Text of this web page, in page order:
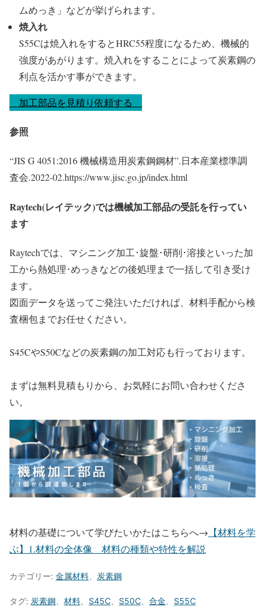
ムめっき」などが挙げられます。
焼入れ
S55Cは焼入れをするとHRC55程度になるため、機械的
強度があがります。焼入れをすることによって炭素鋼の
利点を活かす事ができます。
加工部品を見積り依頼する
参照
“JIS G 4051:2016 機械構造用炭素鋼鋼材”.日本産業標準調
査会.2022-02.https://www.jisc.go.jp/index.html
Raytech(レイテック)では機械加工部品の受託を行ってい
ます
Raytechでは、マシニング加工･旋盤･研削･溶接といった加
工から熱処理･めっきなどの後処理まで一括して引き受け
ます。
図面データを送ってご発注いただければ、材料手配から検
査梱包までお任せください。
S45CやS50Cなどの炭素鋼の加工対応も行っております。
まずは無料見積もりから、お気軽にお問い合わせくださ
い。
材料の基礎について学びたいかたはこちらへ→ 【材料を学
ぶ】1.材料の全体像 材料の種類や特性を解説
カテゴリー: 金属材料 炭素鋼
タグ: 炭素鋼 材料 S45C S50C 合金 S55C